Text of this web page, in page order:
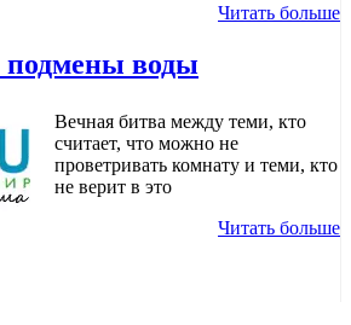
Читать больше
подмены воды
Вечная битва между теми, кто
считает, что можно не
проветривать комнату и теми, кто
не верит в это
Читать больше